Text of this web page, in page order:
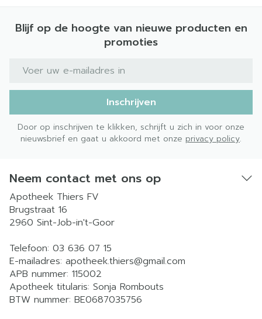
Blijf op de hoogte van nieuwe producten en
promoties
E-mail adres
Inschrijven
Door op inschrijven te klikken, schrijft u zich in voor onze
nieuwsbrief en gaat u akkoord met onze privacy policy.
Neem contact met ons op
Apotheek Thiers FV
Brugstraat 16
2960 Sint-Job-in't-Goor
Telefoon: 03 636 07 15
E-mailadres: apotheek.thiers@gmail.com
APB nummer: 115002
Apotheek titularis: Sonja Rombouts
BTW nummer: BE0687035756